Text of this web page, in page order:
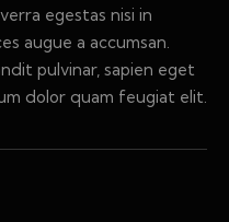
egestas nisi in
augue a accumsan.
pulvinar, sapien eget
dolor quam feugiat elit.